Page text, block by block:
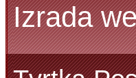
Izrada